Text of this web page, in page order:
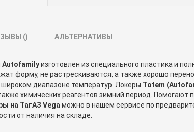
() АЛЬТЕРНАТИВЫ
Autofamilyизготовлен из специального пластика и
форму, не растрескиваются, а также хорошо
диапазоне температур. Локеры Totem
химических реагентов зимний период. Помогают
на ТагАЗ Vega можно в нашем сервисе по
от наличия на складе.